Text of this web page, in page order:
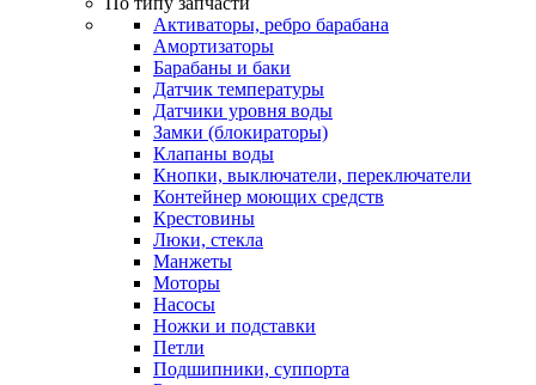
Активаторы, ребро барабана
Амортизаторы
Барабаны и баки
Датчик температуры
Датчики уровня воды
Замки (блокираторы)
Клапаны воды
Кнопки, выключатели, переключатели
Контейнер моющих средств
Крестовины
Люки, стекла
Манжеты
Моторы
Насосы
Ножки и подставки
Петли
Подшипники, суппорта